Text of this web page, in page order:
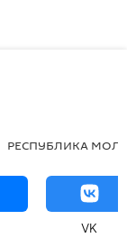
РЕСПУБЛИКА
VK